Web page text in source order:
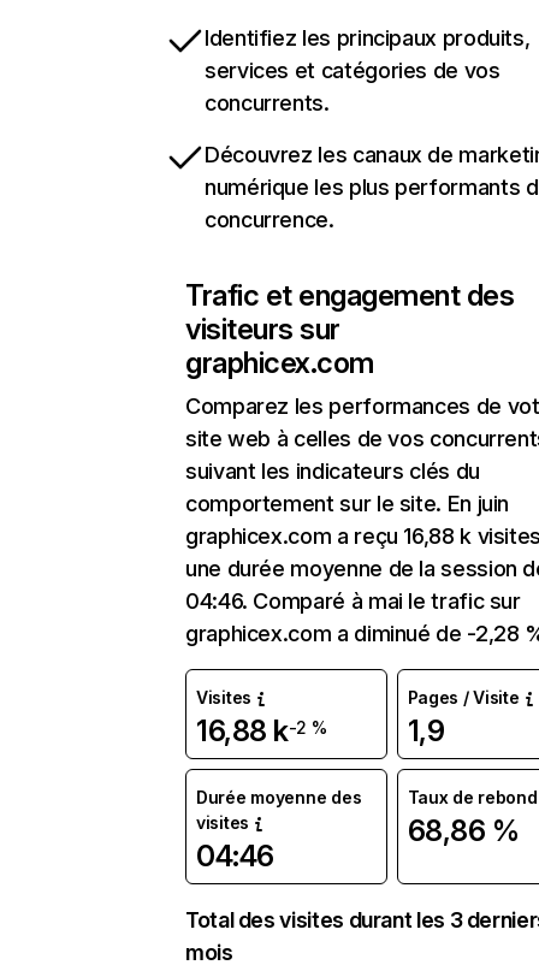
Identifiez les principaux produits,
services et catégories de vos
concurrents.
Découvrez les canaux de
numérique les plus performants
concurrence.
Trafic et engagement des
visiteurs sur
graphicex.com
Comparez les performances de
site web à celles de vos
suivant les indicateurs clés du
comportement sur le site. En juin
graphicex.com a reçu 16,88 k
une durée moyenne de la session
04:46. Comparé à mai le trafic sur
graphicex.com a diminué de -2,28
Visites
16,88 k-2 %
Pages / Visite
1,9
Durée moyenne des
visites
04:46
Taux de rebond
68,86 %
Total des visites durant les 3
mois